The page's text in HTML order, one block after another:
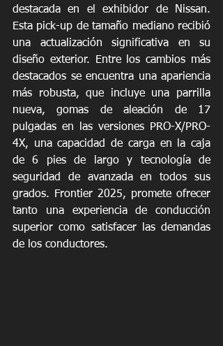
destacada en el exhibidor de Nissan.
Esta pick-up de tamaño mediano recibió
una actualización significativa en su
diseño exterior. Entre los cambios más
destacados se encuentra una apariencia
más robusta, que incluye una parrilla
nueva, gomas de aleación de 17
pulgadas en las versiones PRO-X/PRO-
4X, una capacidad de carga en la caja
de 6 pies de largo y tecnología de
seguridad de avanzada en todos sus
grados. Frontier 2025, promete ofrecer
tanto una experiencia de conducción
superior como satisfacer las demandas
de los conductores.